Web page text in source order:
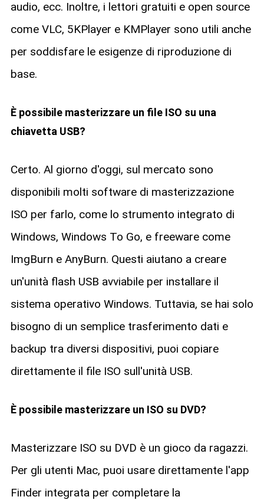
audio, ecc. Inoltre, i lettori gratuiti e open source
come VLC, 5KPlayer e KMPlayer sono utili anche
per soddisfare le esigenze di riproduzione di
base.
È possibile masterizzare un file ISO su una
chiavetta USB?
Certo. Al giorno d'oggi, sul mercato sono
disponibili molti software di masterizzazione
ISO per farlo, come lo strumento integrato di
Windows, Windows To Go, e freeware come
ImgBurn e AnyBurn. Questi aiutano a creare
un'unità flash USB avviabile per installare il
sistema operativo Windows. Tuttavia, se hai solo
bisogno di un semplice trasferimento dati e
backup tra diversi dispositivi, puoi copiare
direttamente il file ISO sull'unità USB.
È possibile masterizzare un ISO su DVD?
Masterizzare ISO su DVD è un gioco da ragazzi.
Per gli utenti Mac, puoi usare direttamente l'app
Finder integrata per completare la